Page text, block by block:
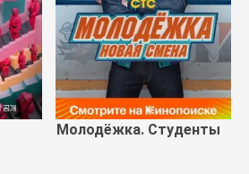
Молодёжка. Студенты